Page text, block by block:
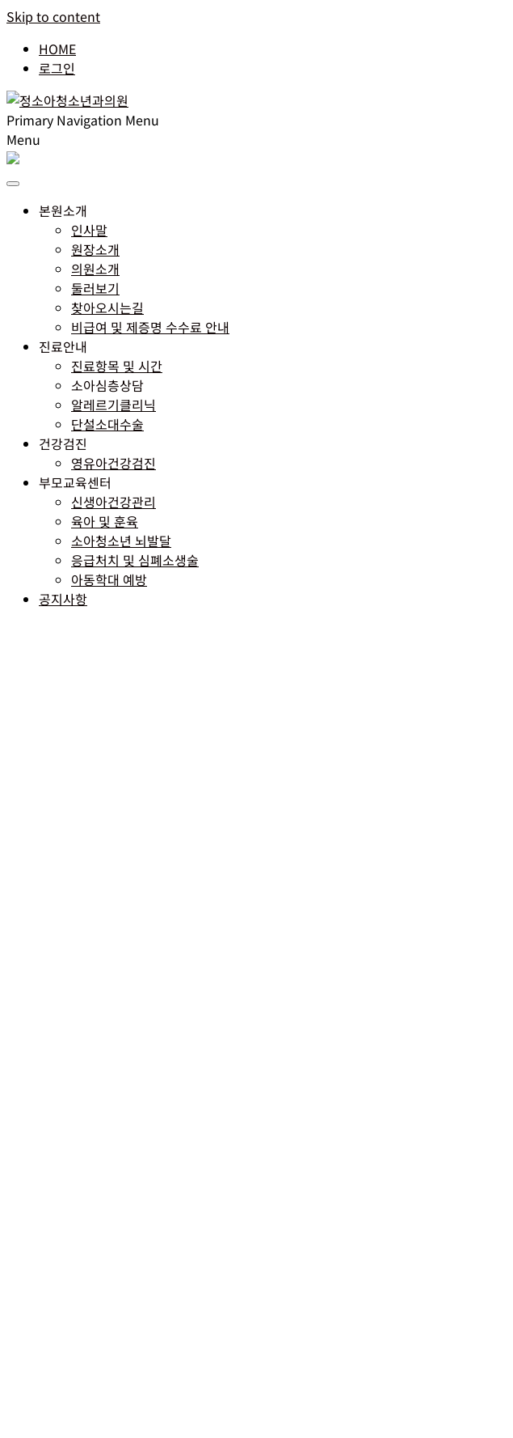
Skip to content
HOME
로그인
Primary Navigation Menu
Menu
본원소개
인사말
원장소개
의원소개
둘러보기
찾아오시는길
비급여 및 제증명 수수료 안내
진료안내
진료항목 및 시간
소아심층상담
알레르기클리닉
단설소대수술
건강검진
영유아건강검진
부모교육센터
신생아건강관리
육아 및 훈육
소아청소년 뇌발달
응급처치 및 심폐소생술
아동학대 예방
공지사항